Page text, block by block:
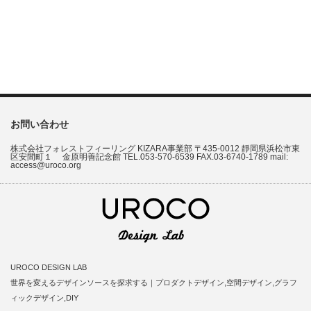
お問い合わせ
株式会社フォレストフィーリング KIZARA事業部 〒435-0012 靜岡県浜松市東
区安間町１ 金原明善記念館 TEL.053-570-6539 FAX.03-6740-1789 mail:
access@uroco.org
UROCO DESIGN LAB
世界を変えるデザインソースを探求する｜プロダクトデザイン,空間デザイン,グラフ
ィックデザイン,DIY